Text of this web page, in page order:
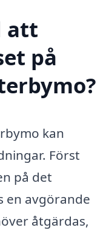
att
på
kan
Först
på det
en avgörande
åtgärdas,